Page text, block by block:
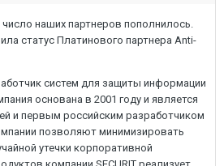
наших партнеров пополнилось.
статус Платинового партнера Anti-
систем для защиты информации
основана в 2001 году и является
и первым российским разработчиком
позволяют минимизировать
утечки корпоративной